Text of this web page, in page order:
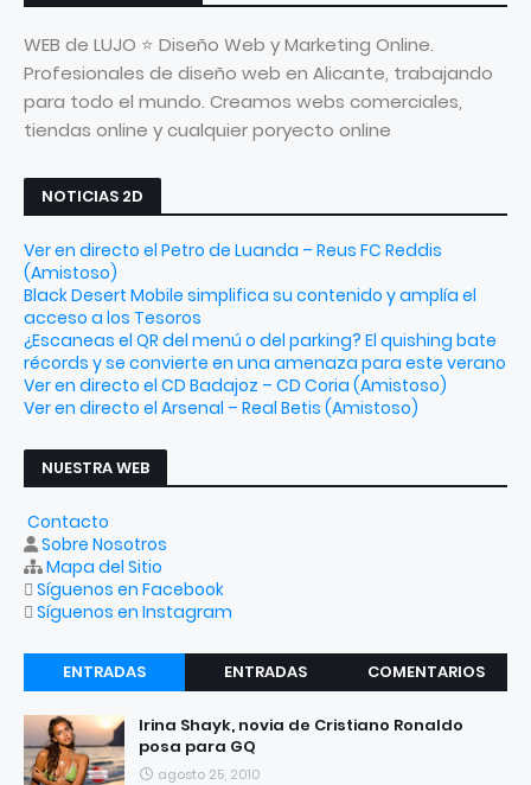
WEB de LUJO ⭐ Diseño Web y Marketing Online.
Profesionales de diseño web en Alicante, trabajando
para todo el mundo. Creamos webs comerciales,
tiendas online y cualquier poryecto online
NOTICIAS 2D
Ver en directo el Petro de Luanda – Reus FC Reddis
(Amistoso)
Black Desert Mobile simplifica su contenido y amplía el
acceso a los Tesoros
¿Escaneas el QR del menú o del parking? El quishing bate
récords y se convierte en una amenaza para este verano
Ver en directo el CD Badajoz – CD Coria (Amistoso)
Ver en directo el Arsenal – Real Betis (Amistoso)
NUESTRA WEB
Contacto
Sobre Nosotros
Mapa del Sitio
Síguenos en Facebook
Síguenos en Instagram
ENTRADAS
RECIENTES
ENTRADAS
COMENTARIOS
Irina Shayk, novia de Cristiano Ronaldo
posa para GQ
agosto 25, 2010